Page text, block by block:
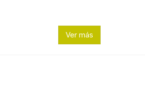
Ver más